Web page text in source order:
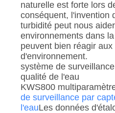
naturelle est forte lors
conséquent, l'invention
turbidité peut nous
environnements dans
peuvent bien réagir
d'environnement.
système de
qualité de l'eau
KWS800
de surveillance par
l'eauLes données